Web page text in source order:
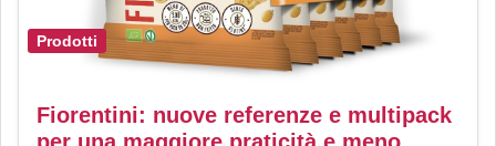
Prodotti
Fiorentini: nuove referenze e multipack